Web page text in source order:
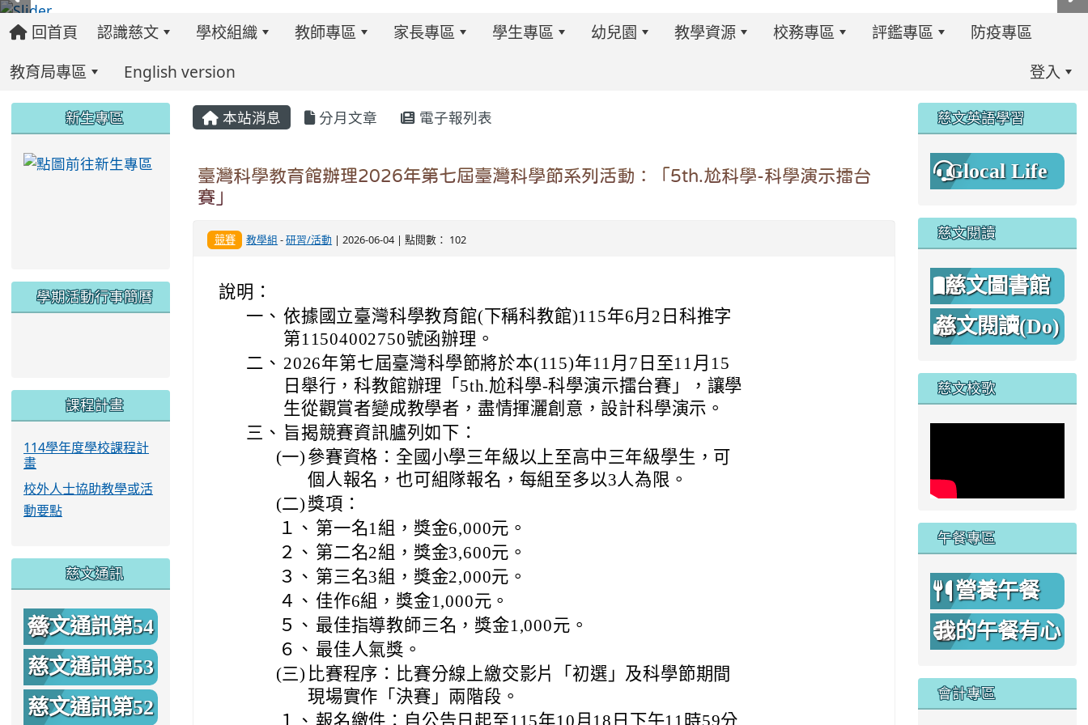
回首頁 認識慈文 學校組織 教師專區 家長專區 學生專區 幼兒園 教學資源 校務專區 評鑑專區
防疫專區
教育局專區
English version 登入
本站消息 分月文章 電子報列表
臺灣科學教育館辦理2026年第七屆臺灣科學節系列活動：「5th.尬科學-科學演示擂台
賽」
競賽 教學組 -研習/活動 | 2026-06-04 | 點閱數： 102
說明：
一、 依據國立臺灣科學教育館(下稱科教館)115年6月2日科推字
第11504002750號函辦理。
二、 2026年第七屆臺灣科學節將於本(115)年11月7日至11月15
日舉行，科教館辦理「5th.尬科學-科學演示擂台賽」，讓學
生從觀賞者變成教學者，盡情揮灑創意，設計科學演示。
三、 旨揭競賽資訊臚列如下：
(一) 參賽資格：全國小學三年級以上至高中三年級學生，可
個人報名，也可組隊報名，每組至多以3人為限。
(二) 獎項：
１、 第一名1組，獎金6,000元。
２、 第二名2組，獎金3,600元。
３、 第三名3組，獎金2,000元。
４、 佳作6組，獎金1,000元。
５、 最佳指導教師三名，獎金1,000元。
６、 最佳人氣獎。
(三) 比賽程序：比賽分線上繳交影片「初選」及科學節期間
現場實作「決賽」兩階段。
１、 報名繳件：自公告日起至115年10月18日下午11時59分
新生專區
link to https://www.twes.tyc.edu.tw/modules/tadnews/index.php?ncsn=6
學期活動行事簡曆
link to https://www.twes.tyc.edu.tw/uploads/tad_blocks/image/113-1%E6%B4%BB%E5%8B%95%E8%A1%8C%E4%BA%8B%E7%B0%A1%E6%9B%86.jpg \
link to https://www.twes.tyc.edu.tw/uploads/tad_blocks/image/114-2%E6%B4%BB%E5%8B%95%E8%A1%8C%E4%BA%8B%E7%B0%A1%E6%9B%86A.png
課程計畫
114學年度學校課程計
畫
校外人士協助教學或活
動要點
慈文通訊
慈文通訊第54
期
慈文通訊第53
期
慈文通訊第52
慈文英語學習
Glocal Life
慈文閱讀
慈文圖書館
慈文閱讀(Do)
慈文校歌
午餐專區
營養午餐
我的午餐有心
會計專區